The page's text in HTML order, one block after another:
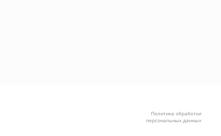
Политика обработки
персональных данных